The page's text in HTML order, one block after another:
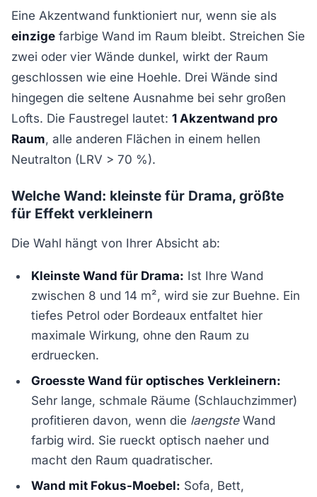
Eine Akzentwand funktioniert nur, wenn sie als
einzige farbige Wand im Raum bleibt. Streichen Sie
zwei oder vier Wände dunkel, wirkt der Raum
geschlossen wie eine Hoehle. Drei Wände sind
hingegen die seltene Ausnahme bei sehr großen
Lofts. Die Faustregel lautet: 1 Akzentwand pro
Raum, alle anderen Flächen in einem hellen
Neutralton (LRV > 70 %).
Welche Wand: kleinste für Drama, größte
für Effekt verkleinern
Die Wahl hängt von Ihrer Absicht ab:
Kleinste Wand für Drama: Ist Ihre Wand
zwischen 8 und 14 m², wird sie zur Buehne. Ein
tiefes Petrol oder Bordeaux entfaltet hier
maximale Wirkung, ohne den Raum zu
erdruecken.
Groesste Wand für optisches Verkleinern:
Sehr lange, schmale Räume (Schlauchzimmer)
profitieren davon, wenn die laengsteWand
farbig wird. Sie rueckt optisch naeher und
macht den Raum quadratischer.
Wand mit Fokus-Moebel: Sofa, Bett,